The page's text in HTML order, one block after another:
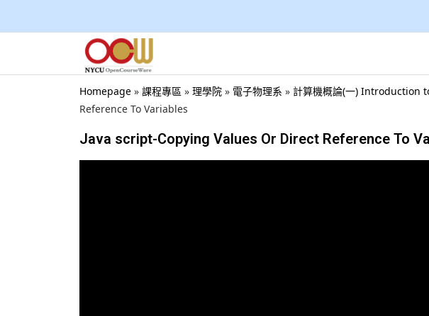
Homepage » 課程專區 » 理學院 » 電子物理系 » 計算機概論(一) Introduction
Reference To Variables
Java script-Copying Values Or Direct Reference To